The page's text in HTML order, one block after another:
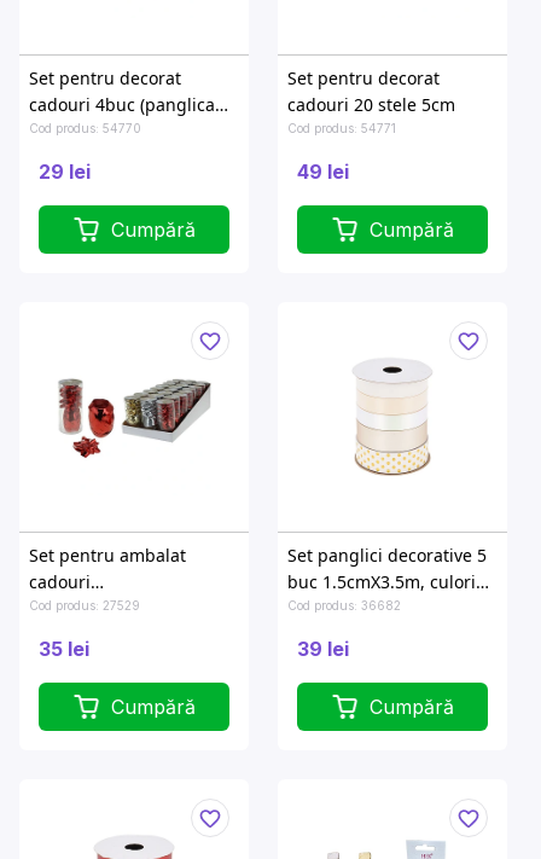
Set pentru decorat
cadouri 4buc (panglica
10mX5mm + 3 fundite
Cod produs: 54770
29 lei
Cumpără
Set pentru decorat
cadouri 20 stele 5cm
Cod produs: 54771
49 lei
Cumpără
Set pentru ambalat
cadouri
panglica10mX5mm+4
fundite
Cod produs: 27529
35 lei
Cumpără
Set panglici decorative 5
buc 1.5cmX3.5m, culori
pastel
Cod produs: 36682
39 lei
Cumpără